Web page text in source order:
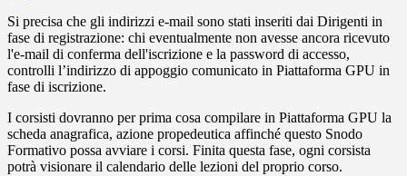
Si precisa che gli indirizzi e-mail sono stati inseriti dai Dirigenti in
fase di registrazione: chi eventualmente non avesse ancora ricevuto
l'e-mail di conferma dell'iscrizione e la password di accesso,
controlli l’indirizzo di appoggio comunicato in Piattaforma GPU in
fase di iscrizione.
I corsisti dovranno per prima cosa compilare in Piattaforma GPU la
scheda anagrafica, azione propedeutica affinché questo Snodo
Formativo possa avviare i corsi. Finita questa fase, ogni corsista
potrà visionare il calendario delle lezioni del proprio corso.